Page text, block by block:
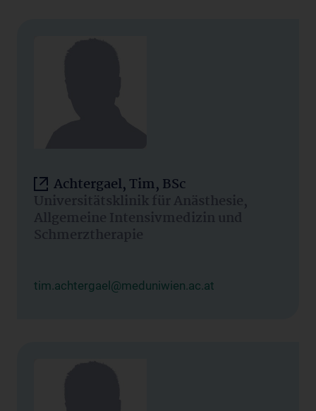
Achtergael, Tim, BSc
Universitätsklinik für Anästhesie,
Allgemeine Intensivmedizin und
Schmerztherapie
tim.achtergael@meduniwien.ac.at